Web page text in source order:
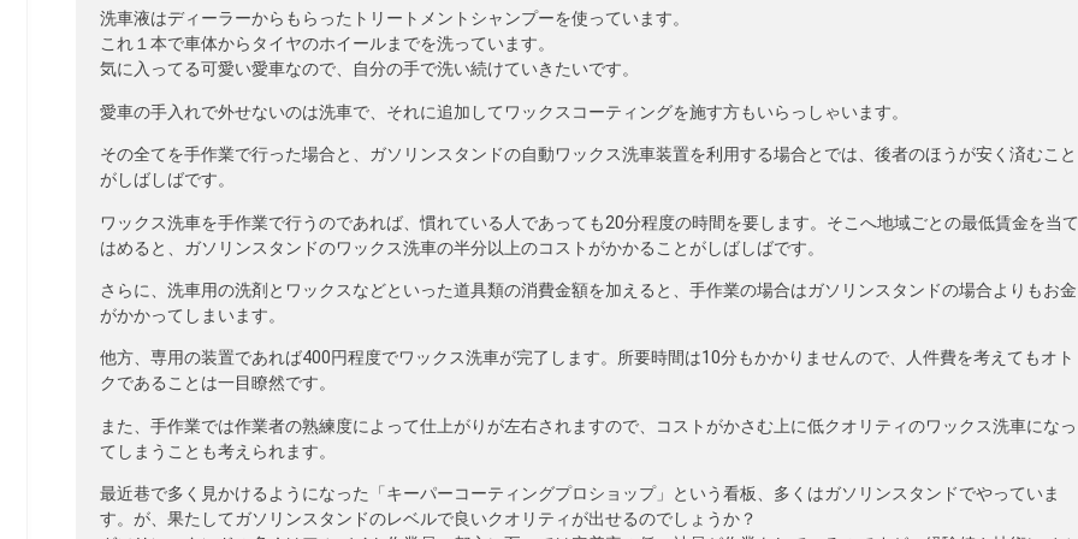
洗車液はディーラーからもらったトリートメントシャンプーを使っています。
これ１本で車体からタイヤのホイールまでを洗っています。
気に入ってる可愛い愛車なので、自分の手で洗い続けていきたいです。
愛車の手入れで外せないのは洗車で、それに追加してワックスコーティングを施す方もいらっしゃいます。
その全てを手作業で行った場合と、ガソリンスタンドの自動ワックス洗車装置を利用する場合とでは、後者のほうが安く済むこと
がしばしばです。
ワックス洗車を手作業で行うのであれば、慣れている人であっても20分程度の時間を要します。そこへ地域ごとの最低賃金を当て
はめると、ガソリンスタンドのワックス洗車の半分以上のコストがかかることがしばしばです。
さらに、洗車用の洗剤とワックスなどといった道具類の消費金額を加えると、手作業の場合はガソリンスタンドの場合よりもお金
がかかってしまいます。
他方、専用の装置であれば400円程度でワックス洗車が完了します。所要時間は10分もかかりませんので、人件費を考えてもオト
クであることは一目瞭然です。
また、手作業では作業者の熟練度によって仕上がりが左右されますので、コストがかさむ上に低クオリティのワックス洗車になっ
てしまうことも考えられます。
最近巷で多く見かけるようになった「キーパーコーティングプロショップ」という看板、多くはガソリンスタンドでやっていま
す。が、果たしてガソリンスタンドのレベルで良いクオリティが出せるのでしょうか？